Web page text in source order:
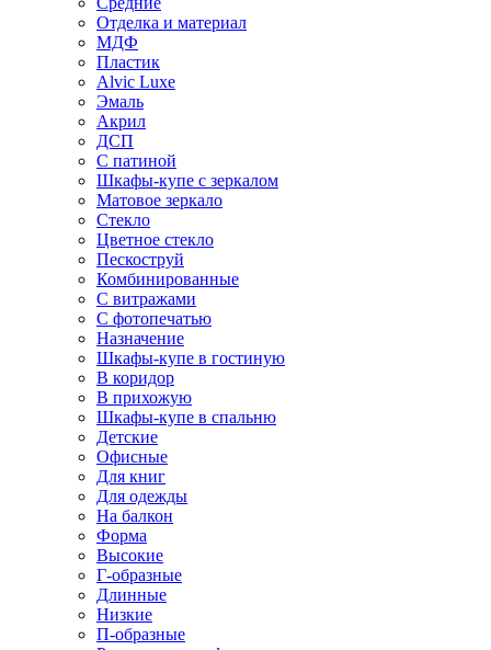
Отделка и материал
МДФ
Пластик
Alvic Luxe
Эмаль
Акрил
ДСП
С патиной
Шкафы-купе с зеркалом
Матовое зеркало
Стекло
Цветное стекло
Пескоструй
Комбинированные
С витражами
С фотопечатью
Назначение
Шкафы-купе в гостиную
В коридор
В прихожую
Шкафы-купе в спальню
Детские
Офисные
Для книг
Для одежды
На балкон
Форма
Высокие
Г-образные
Длинные
Низкие
П-образные